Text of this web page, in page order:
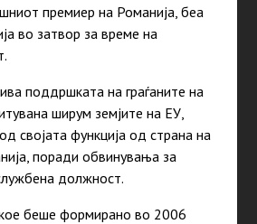
премиер на Романија, беа
во затвор за време на
поддршката на граѓаните на
ширум земјите на ЕУ,
својата функција од страна на
поради обвинувања за
должност.
беше формирано во 2006